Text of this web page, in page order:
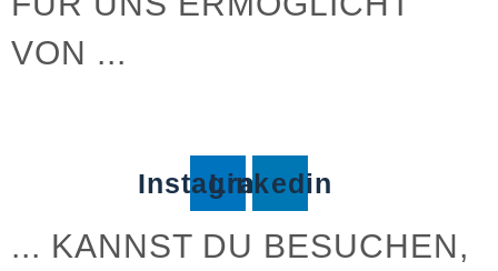
VON ...
Instagram
Linkedin
... KANNST DU BESUCHEN,